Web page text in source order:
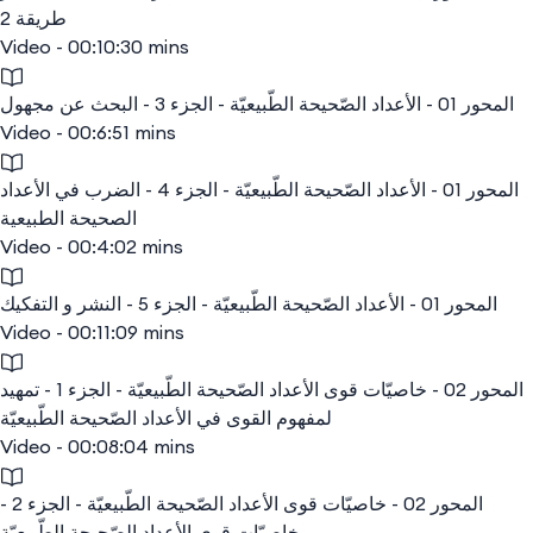
طريقة 2
Video - 00:10:30 mins
المحور 01 - الأعداد الصّحيحة الطّبيعيّة - الجزء 3 - البحث عن مجهول
Video - 00:6:51 mins
المحور 01 - الأعداد الصّحيحة الطّبيعيّة - الجزء 4 - الضرب في الأعداد
الصحيحة الطبيعية
Video - 00:4:02 mins
المحور 01 - الأعداد الصّحيحة الطّبيعيّة - الجزء 5 - النشر و التفكيك
Video - 00:11:09 mins
المحور 02 - خاصيّات قوى الأعداد الصّحيحة الطّبيعيّة - الجزء 1 - تمهيد
لمفهوم القوى في الأعداد الصّحيحة الطّبيعيّة
Video - 00:08:04 mins
المحور 02 - خاصيّات قوى الأعداد الصّحيحة الطّبيعيّة - الجزء 2 -